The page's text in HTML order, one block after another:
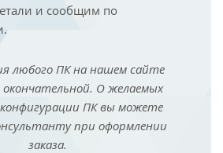
и сообщим по
любого ПК на нашем сайте
окончательной. О желаемых
ПК вы можете
при оформлении
заказа.